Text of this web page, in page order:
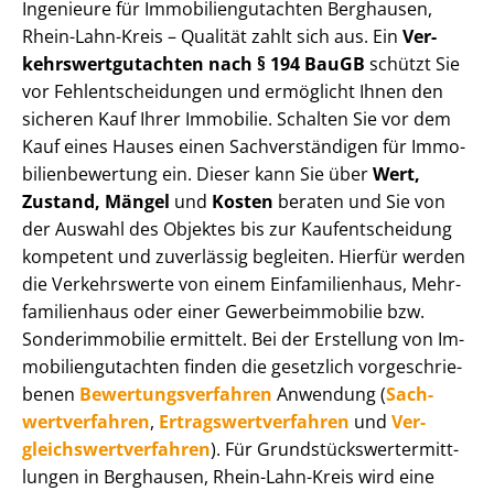
Ingenieure für Im­mo­bi­li­en­gut­ach­ten Berghausen,
Rhein-Lahn-Kreis – Qualität zahlt sich aus. Ein Ver­
kehrs­wert­gut­ach­ten nach § 194 BauGB schützt Sie
vor Fehl­ent­schei­dun­gen und ermöglicht Ihnen den
sicheren Kauf Ihrer Immobilie. Schalten Sie vor dem
Kauf eines Hauses einen Sach­ver­stän­di­gen für Im­mo­
bi­li­en­be­wer­tung ein. Dieser kann Sie überWert,
Zustand, Mängel und Kosten beraten und Sie von
der Auswahl des Objektes bis zur Kauf­ent­schei­dung
kompetent und zuverlässig begleiten. Hierfür werden
die Verkehrswerte von einem Einfamilienhaus, Mehr­
fa­mi­li­en­haus oder einer Ge­wer­be­im­mo­bi­lie bzw.
Sonderimmobilie ermittelt. Bei der Erstellung von Im­
mo­bi­li­en­gut­ach­ten finden die gesetzlich vor­ge­schrie­
be­nen Be­wer­tungs­ver­fah­ren Anwendung (Sach­
wert­ver­fah­ren, Er­trags­wert­ver­fah­ren und Ver­
gleichs­wert­ver­fah­ren). Für Grund­stücks­wert­ermitt­
lun­gen in Berghausen, Rhein-Lahn-Kreis wird eine